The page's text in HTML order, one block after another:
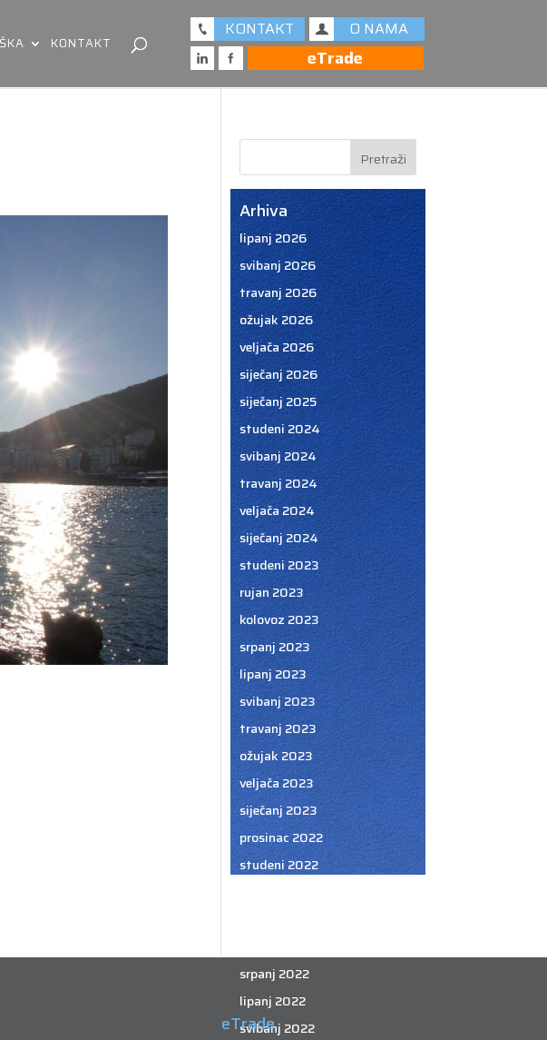
KONTAKT
KONTAKT O NAMA
eTrade
Arhiva
lipanj 2026
svibanj 2026
travanj 2026
ožujak 2026
veljača 2026
siječanj 2026
siječanj 2025
studeni 2024
svibanj 2024
travanj 2024
veljača 2024
siječanj 2024
studeni 2023
rujan 2023
kolovoz 2023
srpanj 2023
lipanj 2023
svibanj 2023
travanj 2023
ožujak 2023
veljača 2023
siječanj 2023
prosinac 2022
studeni 2022
srpanj 2022
lipanj 2022
svibanj 2022
eTrade